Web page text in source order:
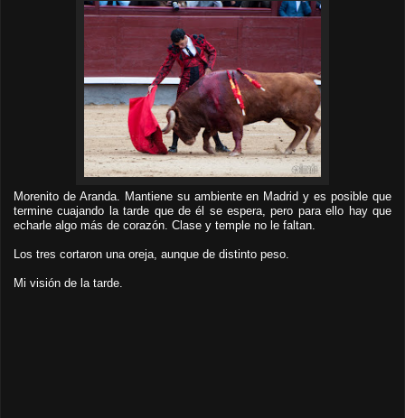
Morenito de Aranda. Mantiene su ambiente en Madrid y es posible que
termine cuajando la tarde que de él se espera, pero para ello hay que
echarle algo más de corazón. Clase y temple no le faltan.
Los tres cortaron una oreja, aunque de distinto peso.
Mi visión de la tarde.